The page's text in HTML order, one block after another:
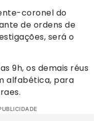
coronel do
de ordens de
será o
9h, os demais réus
alfabética, para